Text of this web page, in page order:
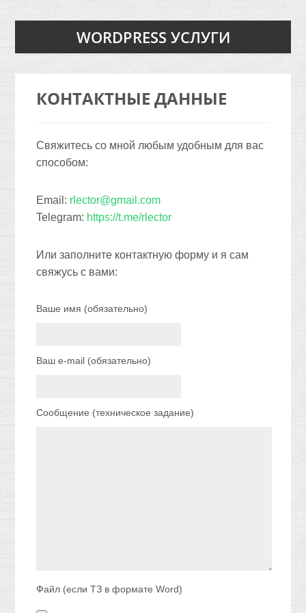
WORDPRESS УСЛУГИ
КОНТАКТНЫЕ ДАННЫЕ
Свяжитесь со мной любым удобным для вас
способом:
Email: rlector@gmail.com
Telegram: https://t.me/rlector
Или заполните контактную форму и я сам
свяжусь с вами:
Ваше имя (обязательно)
Ваш e-mail (обязательно)
Сообщение (техническое задание)
Файл (если ТЗ в формате Word)